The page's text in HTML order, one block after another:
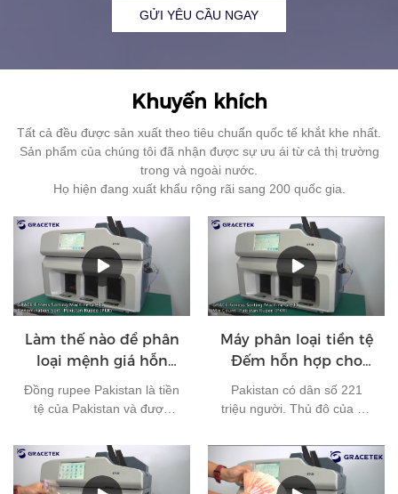
GỬI YÊU CẦU NGAY
Khuyến khích
Tất cả đều được sản xuất theo tiêu chuẩn quốc tế khắt khe nhất.
Sản phẩm của chúng tôi đã nhận được sự ưu ái từ cả thị trường
trong và ngoài nước.
Họ hiện đang xuất khẩu rộng rãi sang 200 quốc gia.
Làm thế nào để phân
loại mệnh giá hỗn
hợp của Rupee
Pakistan?
Đồng rupee Pakistan là tiền
tệ của Pakistan và được
Nhà nước Pakistan. Hiện
tại, có 7 loại tiền giấy đang
lưu hành ở Pakistan: 10
Máy phân loại tiền tệ
Đếm hỗn hợp cho
đồng rupee Pakistan
Pakistan có dân số 221
triệu người. Thủ đô của nó
nó là đồng rupee Pakistan.
Nó là một trong những loại
tiền tệ được sử dụng